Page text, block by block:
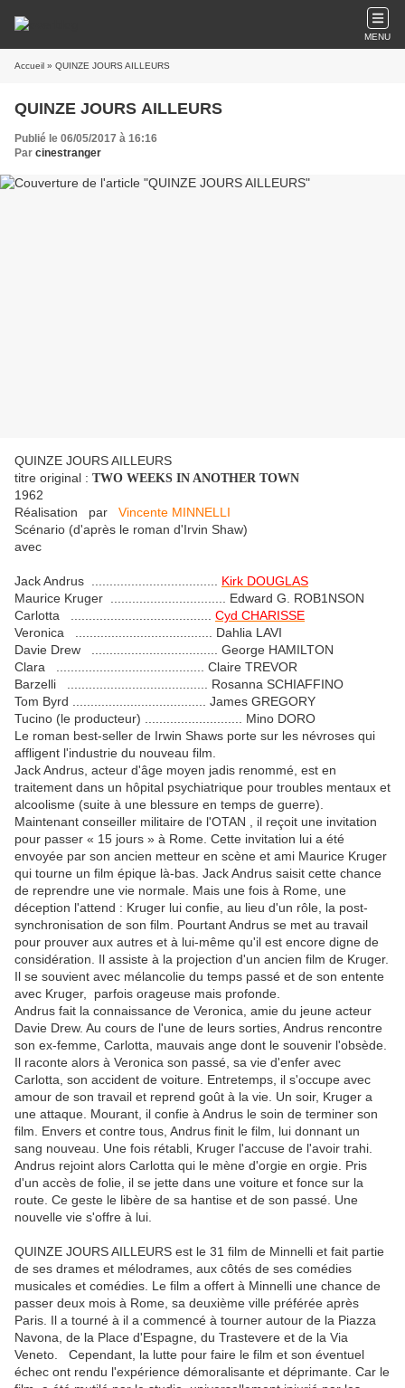
MENU
Accueil » QUINZE JOURS AILLEURS
QUINZE JOURS AILLEURS
Publié le 06/05/2017 à 16:16
Par cinestranger
QUINZE JOURS AILLEURS
titre original : TWO WEEKS IN ANOTHER TOWN
1962
Réalisation par Vincente MINNELLI
Scénario (d'après le roman d'Irvin Shaw)
avec
Jack Andrus ................................... Kirk DOUGLAS
Maurice Kruger ................................ Edward G. ROB1NSON
Carlotta ....................................... Cyd CHARISSE
Veronica ...................................... Dahlia LAVI
Davie Drew ................................... George HAMILTON
Clara ......................................... Claire TREVOR
Barzelli ....................................... Rosanna SCHIAFFINO
Tom Byrd ..................................... James GREGORY
Tucino (le producteur) ........................... Mino DORO
Le roman best-seller de Irwin Shaws porte sur les névroses qui
affligent l'industrie du nouveau film.
Jack Andrus, acteur d'âge moyen jadis renommé, est en
traitement dans un hôpital psychiatrique pour troubles mentaux et
alcoolisme (suite à une blessure en temps de guerre)
Maintenant conseiller militaire de l'OTAN
, il reçoit une invitation
pour passer « 15 jours » à Rome. Cette invitation lui a été
envoyée par son ancien metteur en scène et ami Maurice Kruger
qui tourne un film épique là-bas. Jack Andrus saisit cette chance
de reprendre une vie normale. Mais une fois à Rome, une
déception l'attend : Kruger lui confie, au lieu d'un rôle, la post-
synchronisation de son film. Pourtant Andrus se met au travail
pour prouver aux autres et à lui-même qu'il est encore digne de
considération. Il assiste à la projection d'un ancien film de Kruger.
Il se souvient avec mélancolie du temps passé et de son entente
avec Kruger, parfois orageuse mais profonde.
Andrus fait la connaissance de Veronica, amie du jeune acteur
Davie Drew. Au cours de l'une de leurs sorties, Andrus rencontre
son ex-femme, Carlotta, mauvais ange dont le souvenir l'obsède.
Il raconte alors à Veronica son passé, sa vie d'enfer avec
Carlotta, son accident de voiture. Entretemps, il s'occupe avec
amour de son travail et reprend goût à la vie. Un soir, Kruger a
une attaque. Mourant, il confie à Andrus le soin de terminer son
film. Envers et contre tous, Andrus finit le film, lui donnant un
sang nouveau. Une fois rétabli, Kruger l'accuse de l'avoir trahi.
Andrus rejoint alors Carlotta qui le mène d'orgie en orgie. Pris
d'un accès de folie, il se jette dans une voiture et fonce sur la
route. Ce geste le libère de sa hantise et de son passé. Une
nouvelle vie s'offre à lui.
QUINZE JOURS AILLEURS est le 31 film de Minnelli et fait partie
de ses drames et mélodrames, aux côtés de ses comédies
musicales et comédies. Le film a offert à Minnelli une chance de
passer deux mois à Rome, sa deuxième ville préférée après
Paris. Il a tourné à il a commencé à tourner autour de la Piazza
Navona, de la Place d'Espagne, du Trastevere et de la Via
Veneto
Cependant, la lutte pour faire le film et son éventuel
échec ont rendu l'expérience démoralisante et déprimante. Car le